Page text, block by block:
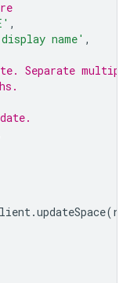
,
name' ,
Separate
.updateSpace(